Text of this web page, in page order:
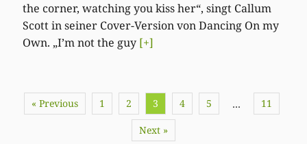
the corner, watching you kiss her“, singt Callum
Scott in seiner Cover-Version von Dancing On my
Own. „I’m not the guy [+]
« Previous 1 2 3 4 5 … 11
Next »